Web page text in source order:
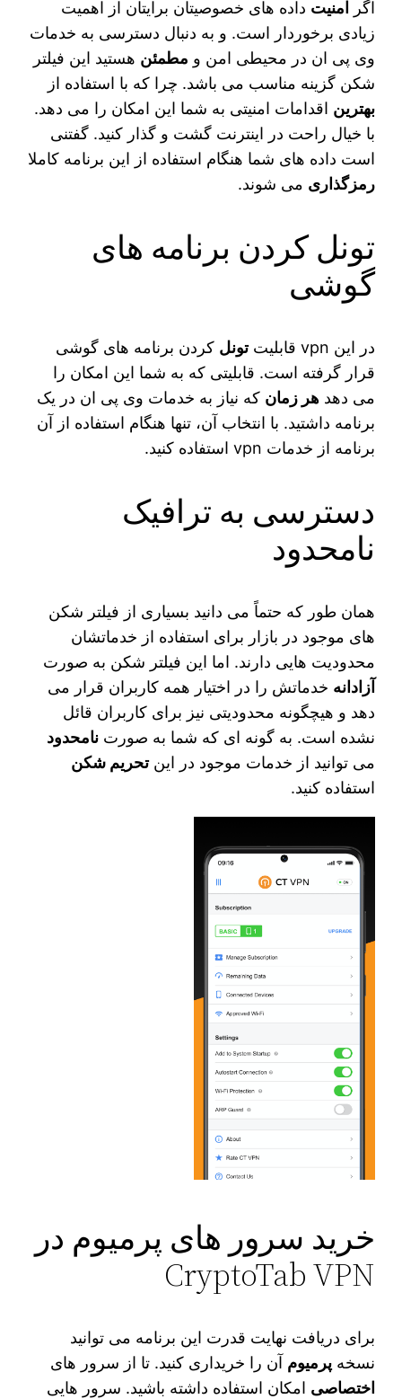
اگر امنیت داده های خصوصیتان برایتان از اهمیت
زیادی برخوردار است. و به دنبال دسترسی به خدمات
وی پی ان در محیطی امن و مطمئن هستید این فیلتر
شکن گزینه مناسب می باشد. چرا که با استفاده از
بهترین اقدامات امنیتی به شما این امکان را می دهد.
با خیال راحت در اینترنت گشت و گذار کنید. گفتنی
است داده های شما هنگام استفاده از این برنامه کاملا
رمزگذاری می شوند.
تونل کردن برنامه های
گوشی
در این ‌vpn قابلیت تونل کردن برنامه های گوشی
قرار گرفته است. قابلیتی که به شما این امکان را
می دهدهر زمان که نیاز به خدمات وی‌ پی‌ ان در یک
برنامه داشتید. با انتخاب آن، تنها هنگام استفاده از آن
برنامه از خدمات vpn استفاده کنید.
دسترسی به ترافیک
نامحدود
همان طور که حتماً می‌ دانید بسیاری از فیلتر شکن
های موجود در بازار برای استفاده از خدماتشان
محدودیت‌ هایی دارند. اما این فیلتر شکن به صورت
آزادانه خدماتش را در اختیار همه کاربران قرار می‌
دهد و هیچگونه محدودیتی نیز برای کاربران قائل
نشده است. به گونه ای که شما به صورتنامحدود
می‌ توانید از خدمات موجود در اینتحریم شکن
استفاده کنید.
خرید سرور های پرمیوم در
CryptoTab VPN
برای دریافت نهایت قدرت این برنامه می‌ توانید
نسخهپرمیوم آن را خریداری کنید. تا از سرور های
اختصاصی امکان استفاده داشته باشید. سرور هایی